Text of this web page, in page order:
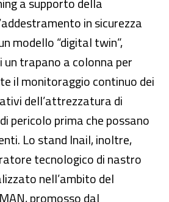
in sicurezza
modello “digital twin”,
trapano a colonna per
il monitoraggio continuo dei
dell’attrezzatura di
pericolo prima che possano
Lo stand Inail, inoltre,
tecnologico di nastro
nell’ambito del
promosso dal